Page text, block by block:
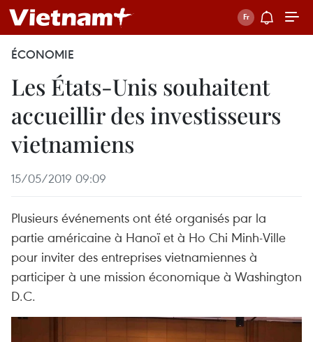
ÉCONOMIE
Les États-Unis souhaitent
accueillir des investisseurs
vietnamiens
15/05/2019 09:09
Plusieurs événements ont été organisés par la
partie américaine à Hanoï et à Ho Chi Minh-Ville
pour inviter des entreprises vietnamiennes à
participer à une mission économique à Washington
D.C.